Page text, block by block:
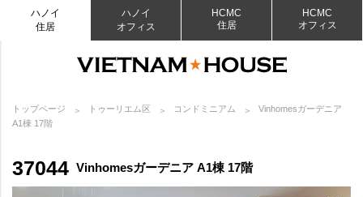
ハノイ
住居
ハノイ
オフィス
HCMC
住居
HCMC
オフィス
トップページ トゥーリエム区 コンドミニアム
Vinhomesガーデニア
A1棟 17階
37044 Vinhomesガーデニア A1棟 17階